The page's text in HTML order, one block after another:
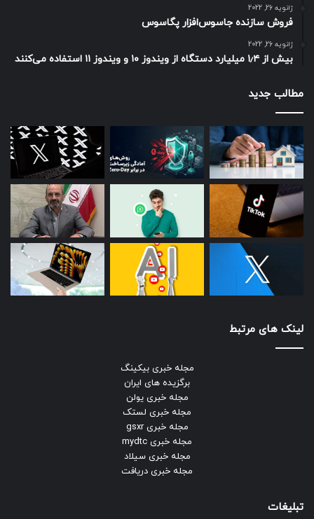
ژانویه 26, 2022
فروش سازنده جاسوس‌افزار پگاسوس
ژانویه 26, 2022
بیش از ۱٫۴ میلیارد دستگاه از ویندوز ۱۰ و ویندوز ۱۱ استفاده می‌کنند
مطالب جدید
لینک های مرتبط
مجله خبری بیکینگ
برگزیده های ایران
مجله خبری یولن
مجله خبری لستک
مجله خبری gsxr
مجله خبری mydtc
مجله خبری سیلاد
مجله خبری دریافت
تبلیغات